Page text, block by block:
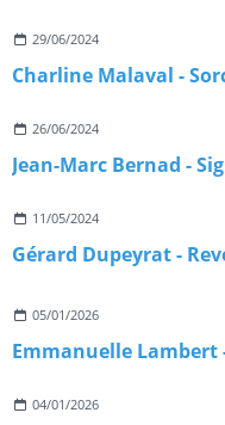
29/06/2024
Charline Malaval -
26/06/2024
Jean-Marc Bernad -
11/05/2024
Gérard Dupeyrat -
05/01/2026
Emmanuelle Lambert
04/01/2026